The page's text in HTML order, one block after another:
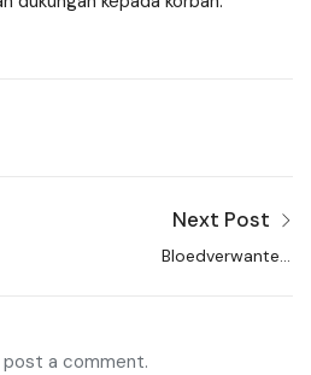
Next Post
Bloedverwanten:
a comment.